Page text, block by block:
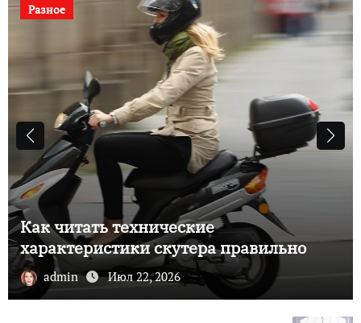
Разное
Как читать технические
характеристики скутера правильно
admin Июл 22, 2026